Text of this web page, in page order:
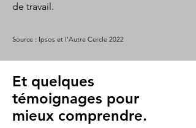
de travail.
Source : Ipsos et l'Autre Cercle 2022
Et quelques
témoignages pour
mieux comprendre.